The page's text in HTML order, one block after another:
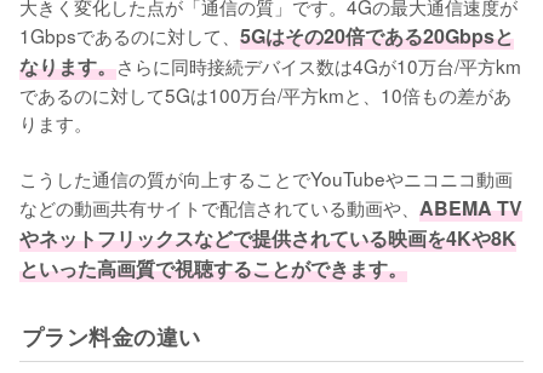
大きく変化した点が「通信の質」です。4Gの最大通信速度が
1Gbpsであるのに対して、 5Gはその20倍である20Gbpsと
なります。さらに同時接続デバイス数は4Gが10万台/平方km
であるのに対して5Gは100万台/平方kmと、10倍もの差があ
ります。
こうした通信の質が向上することでYouTubeやニコニコ動画
などの動画共有サイトで配信されている動画や、 ABEMA TV
やネットフリックスなどで提供されている映画を4Kや8K
といった高画質で視聴することができます。
プラン料金の違い